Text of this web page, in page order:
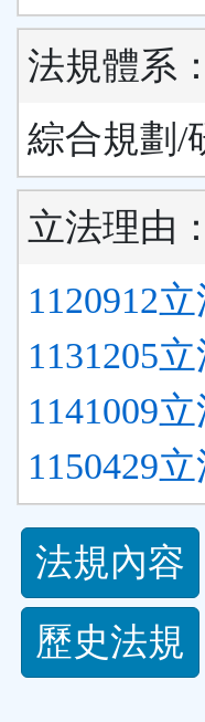
法規體系：
綜合規劃/
立法理由：
1120912
1131205
1141009
1150429
法
規
功
法規內容
歷史法規